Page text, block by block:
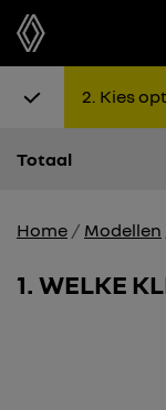
Stap 1: Kies
2 Kies
Totaal
Home Modellen
1 WELKE